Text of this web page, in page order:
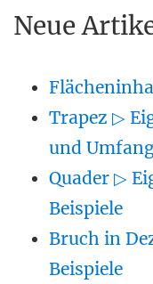
Neue
Trapez ▷
und
Quader ▷
Beispiele
Bruch in
Beispiele